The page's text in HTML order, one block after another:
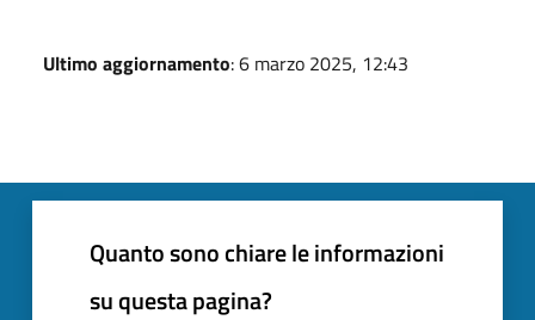
Ultimo aggiornamento: 6 marzo 2025, 12:43
Quanto sono chiare le informazioni
su questa pagina?